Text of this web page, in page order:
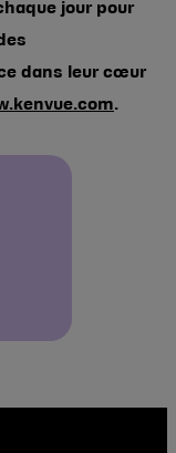
jour pour
dans leur cœur
.